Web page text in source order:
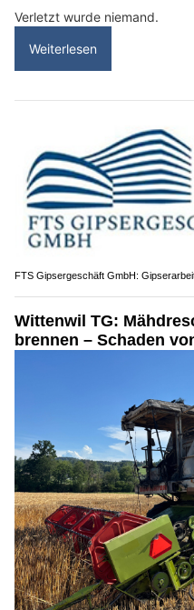
Verletzt wurde niemand.
Weiterlesen
FTS Gipsergeschäft GmbH:
Wittenwil TG:
brennen – Schaden